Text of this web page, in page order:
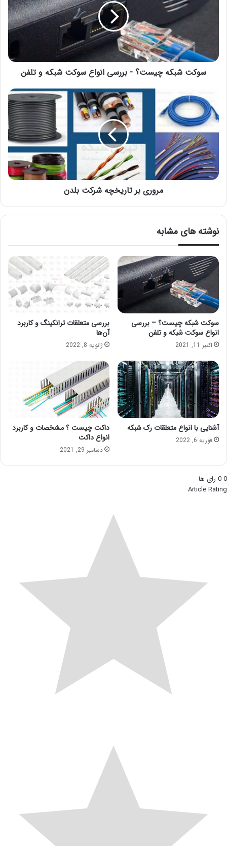
سوکت شبکه چیست؟ - بررسی انواع سوکت شبکه و تلفن
مروری بر تاریخچه شرکت بلدن
نوشته های مشابه
سوکت شبکه چیست؟ – بررسی
انواع سوکت شبکه و تلفن
اکتبر 11, 2021
بررسی متعلقات ترانکینگ و کاربرد
آن‌ها
ژانویه 8, 2022
آشنایی با انواع متعلقات رک شبکه
فوریه 6, 2022
داکت چیست ؟ مشخصات و کاربرد
انواع داکت
دسامبر 29, 2021
0
0 رای ها
Article Rating